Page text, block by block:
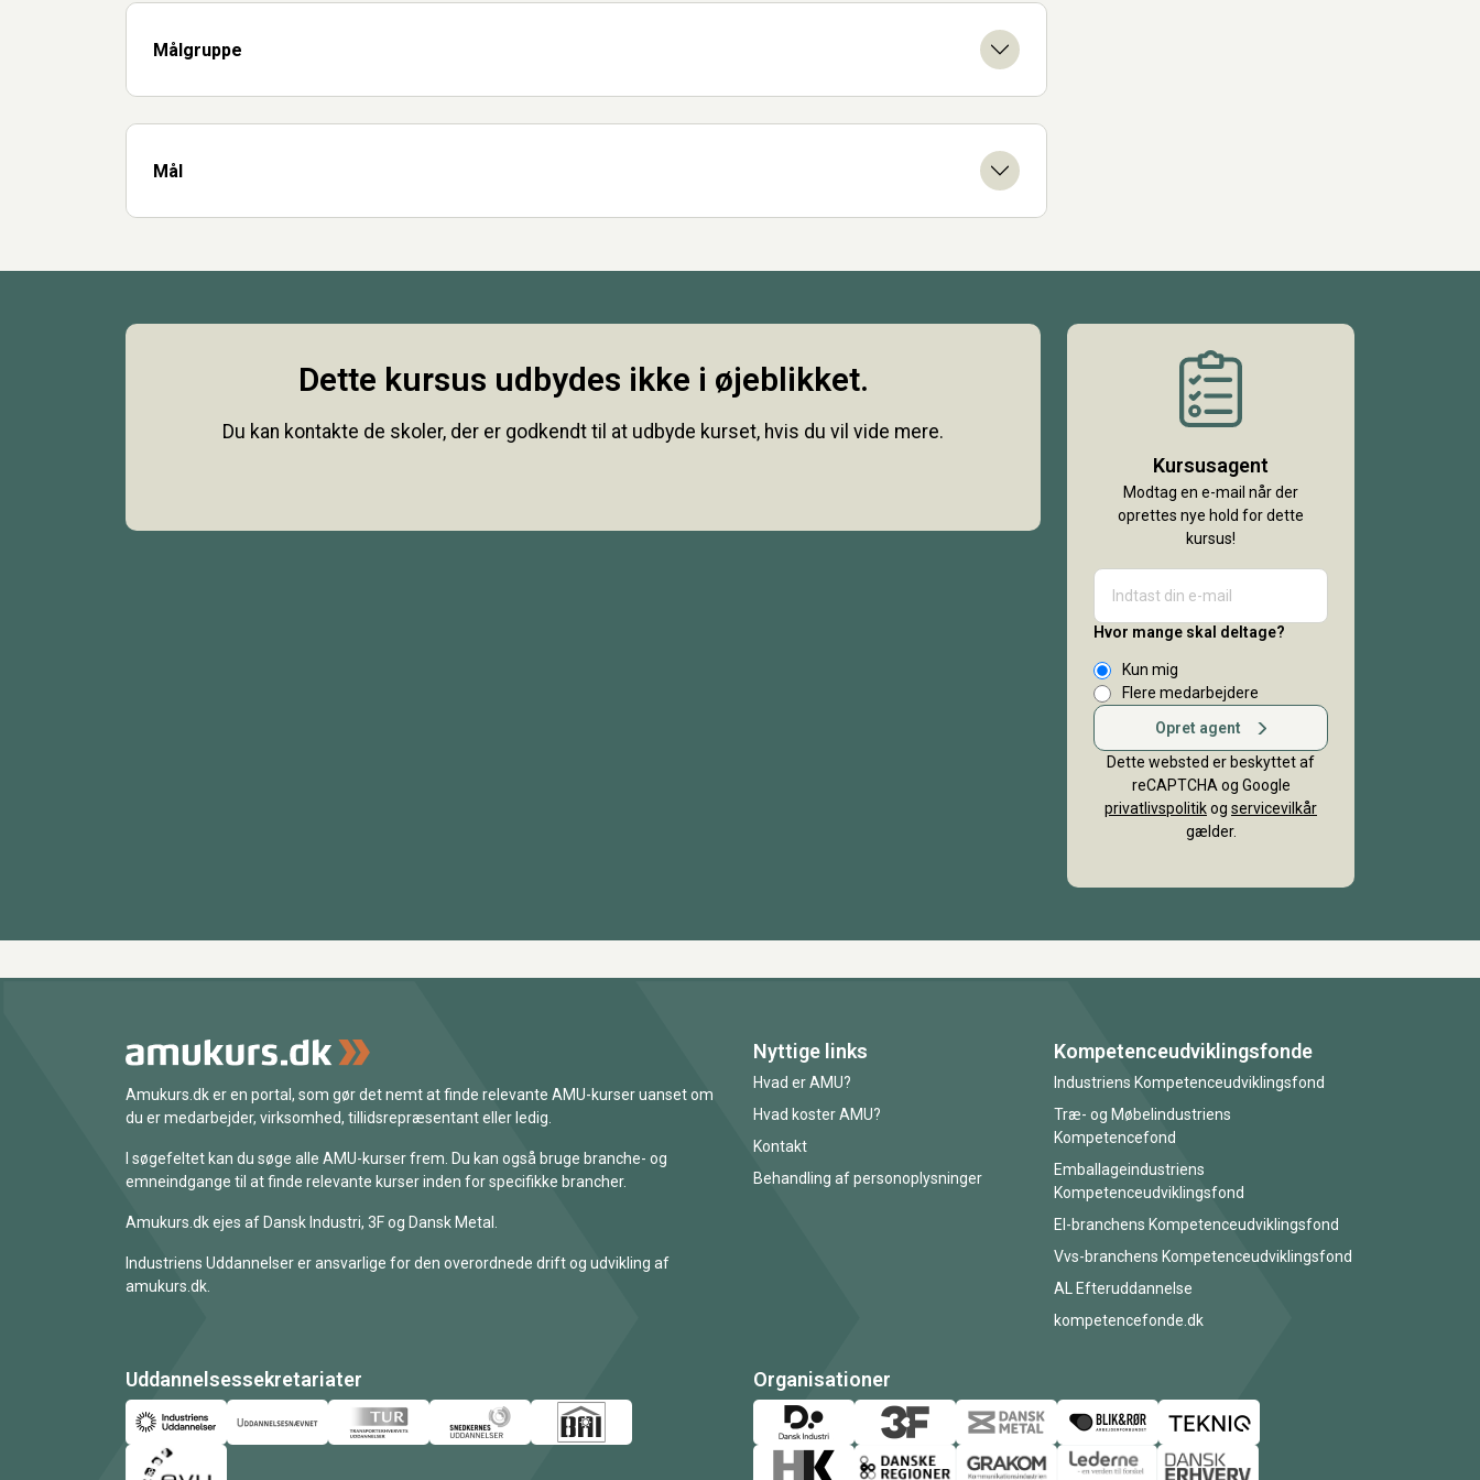
Målgruppe
Mål
Dette kursus udbydes ikke i øjeblikket.
Du kan kontakte de skoler, der er godkendt til at udbyde kurset, hvis du vil vide mere.
Kursusagent
Modtag en e-mail når der
oprettes nye hold for dette
kursus!
Hvor mange skal deltage?
Kun mig
Flere medarbejdere
Opret agent
Dette websted er beskyttet af
reCAPTCHA og Google
privatlivspolitikog servicevilkår
gælder.
Amukurs.dk er en portal, som gør det nemt at finde relevante AMU-kurser uanset om
du er medarbejder, virksomhed, tillidsrepræsentant eller ledig.
I søgefeltet kan du søge alle AMU-kurser frem. Du kan også bruge branche- og
emneindgange til at finde relevante kurser inden for specifikke brancher.
Amukurs.dk ejes af Dansk Industri, 3F og Dansk Metal.
Industriens Uddannelser er ansvarlige for den overordnede drift og udvikling af
amukurs.dk.
Nyttige links
Hvad er AMU?
Hvad koster AMU?
Kontakt
Behandling af personoplysninger
Kompetenceudviklingsfonde
Industriens Kompetenceudviklingsfond
Træ- og Møbelindustriens
Kompetencefond
Emballageindustriens
Kompetenceudviklingsfond
El-branchens Kompetenceudviklingsfond
Vvs-branchens Kompetenceudviklingsfond
AL Efteruddannelse
kompetencefonde.dk
Uddannelsessekretariater Organisationer